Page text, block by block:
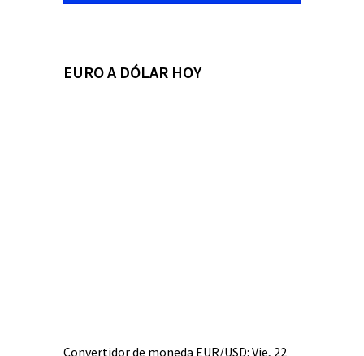
EURO A DÓLAR HOY
Convertidor de moneda EUR/USD: Vie, 22